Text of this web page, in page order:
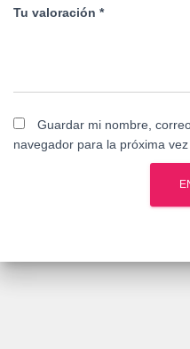
Tu valoración *
Guardar mi nombre,
navegador para la próxima